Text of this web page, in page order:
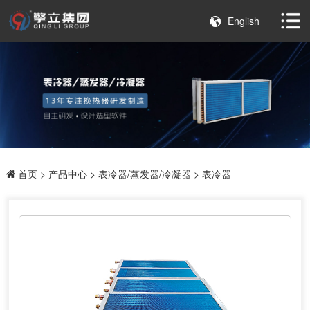
English
首页> 产品中心> 表冷器/蒸发器/冷凝器 > 表冷器